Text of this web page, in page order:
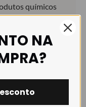
químicos
(-45°C a 300°C).
mais
design muito
NA